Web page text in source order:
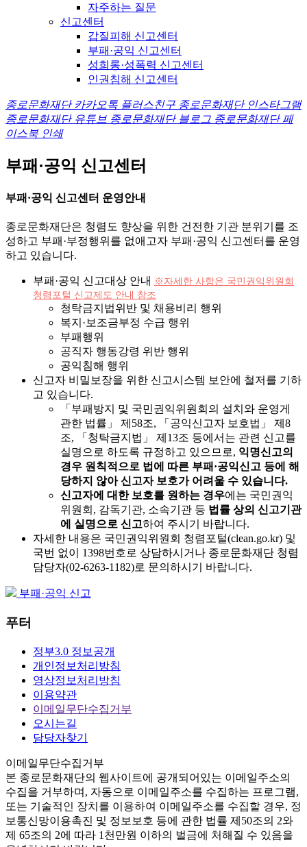
자주하는 질문
신고센터
갑질피해 신고센터
부패·공익 신고센터
성희롱·성폭력 신고센터
인권침해 신고센터
종로문화재단 카카오톡 플러스친구 종로문화재단 인스타그램
종로문화재단 유튜브 종로문화재단 블로그 종로문화재단 페
이스북 인쇄
부패·공익 신고센터
부패·공익 신고센터 운영안내
종로문화재단은 청렴도 향상을 위한 건전한 기관 분위기를 조
성하고 부패·부정행위를 없애고자 부패·공익 신고센터를 운영
하고 있습니다.
부패·공익 신고대상 안내 ※자세한 사항은 국민권익위원회
청렴포털 신고제도 안내 참조
청탁금지법위반 및 채용비리 행위
복지·보조금부정 수급 행위
부패행위
공직자 행동강령 위반 행위
공익침해 행위
신고자 비밀보장을 위한 신고시스템 보안에 철저를 기하
고 있습니다.
「부패방지 및 국민권익위원회의 설치와 운영게
관한 법률」 제58조, 「공익신고자 보호법」 제8
조, 「청탁금지법」 제13조 등에서는 관련 신고를
실명으로 하도록 규정하고 있으므로, 익명신고의
경우 원칙적으로 법에 따른 부패·공익신고 등에 해
당하지 않아 신고자 보호가 어려울 수 있습니다.
신고자에 대한 보호를 원하는 경우에는 국민권익
위원회, 감독기관, 소속기관 등 법률 상의 신고기관
에 실명으로 신고하여 주시기 바랍니다.
자세한 내용은 국민권익위원회 청렴포털(clean.go.kr) 및
국번 없이 1398번호로 상담하시거나 종로문화재단 청렴
담당자(02-6263-1182)로 문의하시기 바랍니다.
부패·공익 신고
푸터
정부3.0 정보공개
개인정보처리방침
영상정보처리방침
이용약관
이메일무단수집거부
오시는길
담당자찾기
이메일무단수집거부
본 종로문화재단의 웹사이트에 공개되어있는 이메일주소의
수집을 거부하며, 자동으로 이메일주소를 수집하는 프로그램,
또는 기술적인 장치를 이용하여 이메일주소를 수집할 경우, 정
보통신망이용촉진 및 정보보호 등에 관한 법률 제50조의 2와
제 65조의 2에 따라 1천만원 이하의 벌금에 처해질 수 있음을